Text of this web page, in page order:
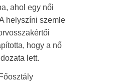
ahol egy női
helyszíni szemle
hogy a nő
lett.